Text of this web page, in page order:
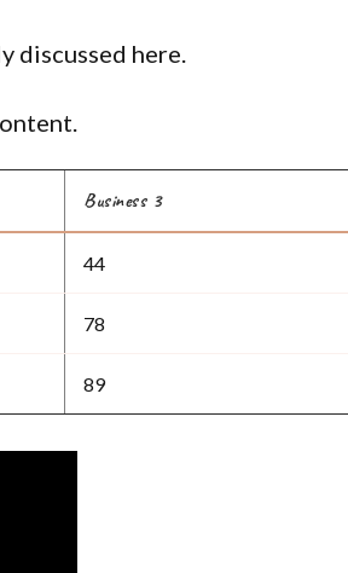
discussed here.
Business 3
44
78
89